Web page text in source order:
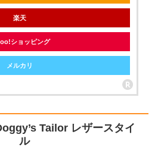
楽天
ショッピング
メルカリ
Tailor レザースタイ
ル